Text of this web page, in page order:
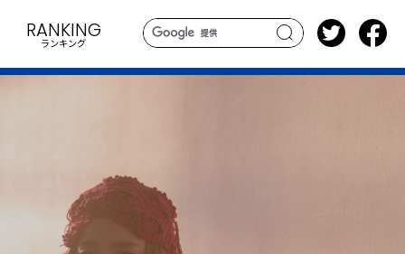
search
RANKING
ランキング